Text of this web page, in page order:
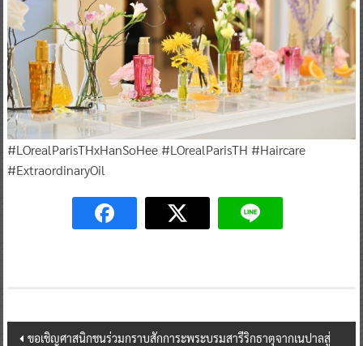
#LOrealParisTHxHanSoHee ​#LOrealParisTH #Haircare
#ExtraordinaryOil
Post
ขอเชิญศาสนิกชนร่วมกราบสักการะพระบรมสารีริกธาตุจากเนปาลสู่